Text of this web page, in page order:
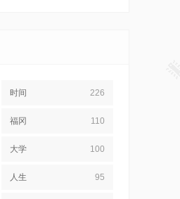
时间 226
福冈 110
大学 100
人生 95